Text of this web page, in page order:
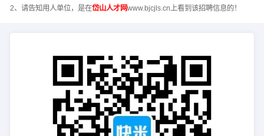
2、请告知用人单位，是在岱山人才网www.bjcjls.cn上看到该招聘信息的！